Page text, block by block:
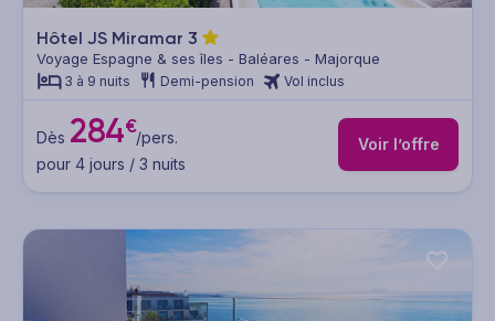
Hôtel JS Miramar 3
Voyage Espagne & ses îles - Baléares - Majorque
3 à 9 nuits Demi-pension Vol inclus
Dès 284€/pers.
pour 4 jours / 3 nuits
Voir l’offre